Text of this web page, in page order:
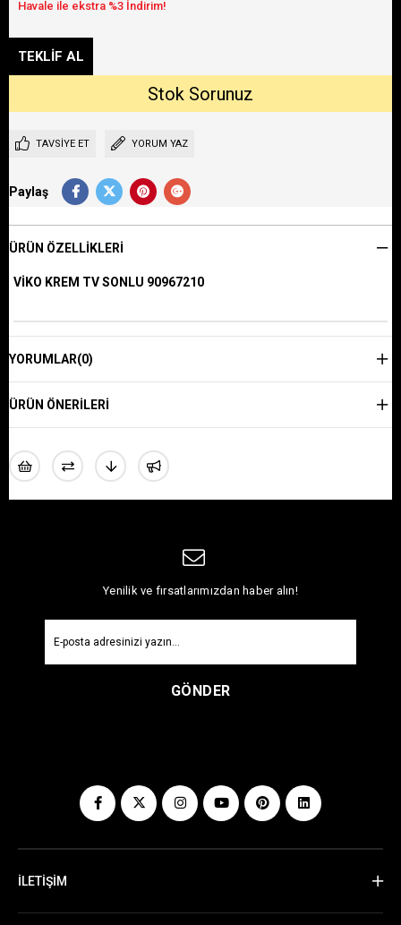
TAVSIYE ET YORUM YAZ
Paylaş
ÜRÜN ÖZELLIKLERI
VİKO KREM TV SONLU 90967210
YORUMLAR(0)
ÜRÜN ÖNERILERI
Yenilik ve fırsatlarımızdan haber alın!
GÖNDER
İLETİŞİM